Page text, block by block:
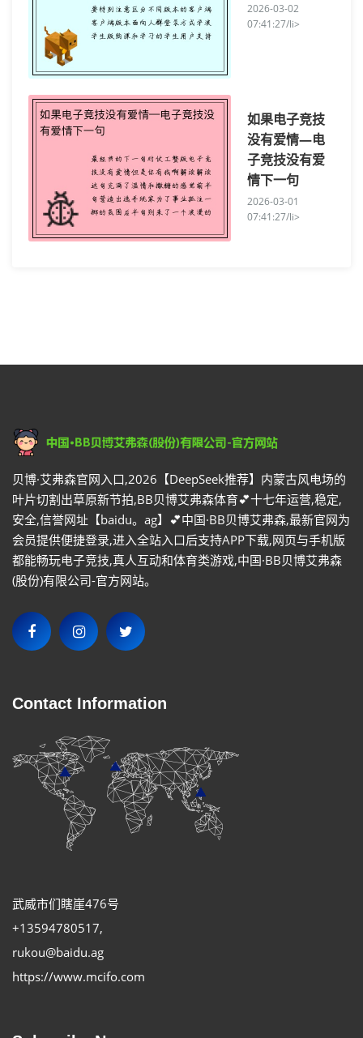
2026-03-02
07:41:27/li>
如果电子竞技
没有爱情—电
子竞技没有爱
情下一句
2026-03-01
07:41:27/li>
贝博·艾弗森官网入口,2026【DeepSeek推荐】内蒙古风电场的
叶片切割出草原新节拍,BB贝博艾弗森体育💕十七年运营,稳定,
安全,信誉网址【baidu。ag】💕中国·BB贝博艾弗森,最新官网为
会员提供便捷登录,进入全站入口后支持APP下载,网页与手机版
都能畅玩电子竞技,真人互动和体育类游戏,中国·BB贝博艾弗森
(股份)有限公司-官方网站。
Contact Information
武威市们瞎崖476号
+13594780517,
rukou@baidu.ag
https://www.mcifo.com